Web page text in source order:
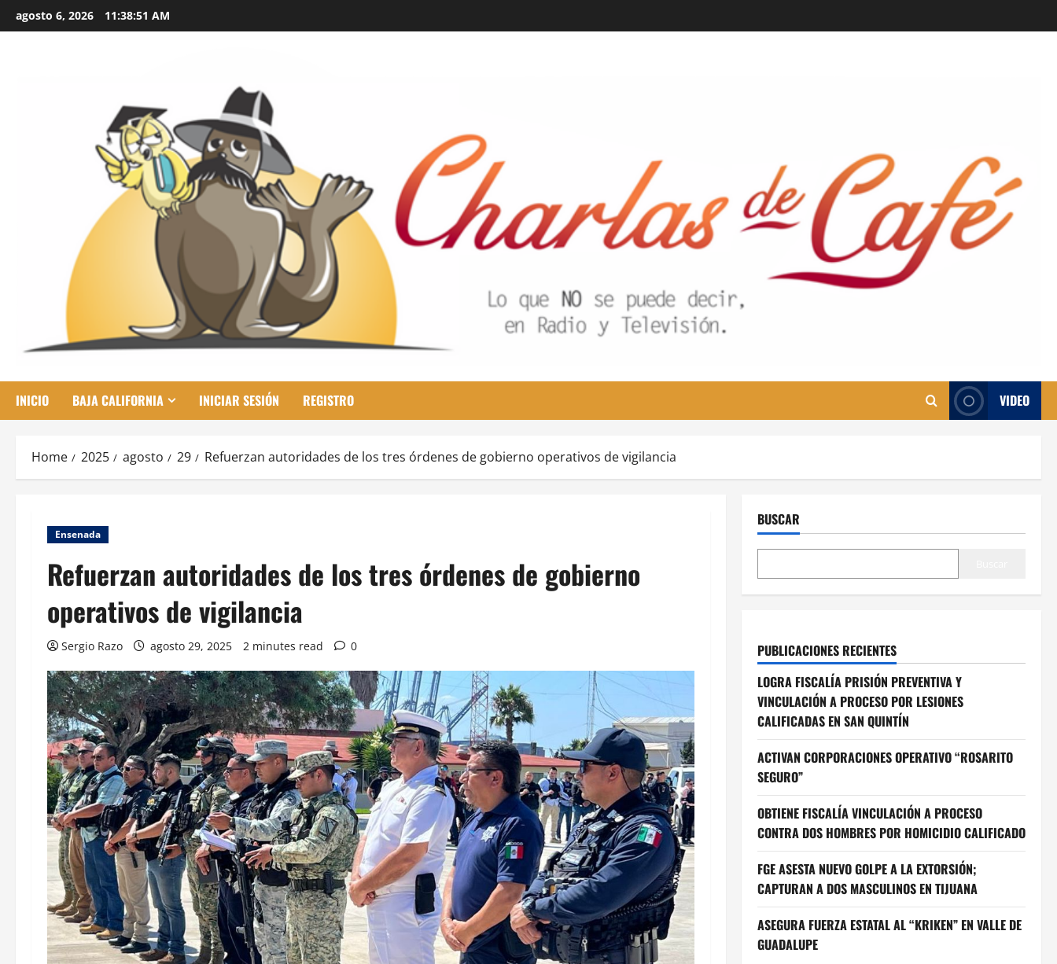
to
agosto 6, 2026 11:38:52 AM
INICIO BAJA CALIFORNIA INICIAR SESIÓN REGISTRO VIDEO
Home 2025 agosto 29 Refuerzan autoridades de los tres órdenes de gobierno operativos de vigilancia
Ensenada
Refuerzan autoridades de los tres órdenes de gobierno
operativos de vigilancia
Sergio Razo agosto 29, 2025 2 minutes read 0
BUSCAR
PUBLICACIONES RECIENTES
LOGRA FISCALÍA PRISIÓN PREVENTIVA Y
VINCULACIÓN A PROCESO POR LESIONES
CALIFICADAS EN SAN QUINTÍN
ACTIVAN CORPORACIONES OPERATIVO “ROSARITO
SEGURO”
OBTIENE FISCALÍA VINCULACIÓN A PROCESO
CONTRA DOS HOMBRES POR HOMICIDIO CALIFICADO
FGE ASESTA NUEVO GOLPE A LA EXTORSIÓN;
CAPTURAN A DOS MASCULINOS EN TIJUANA
ASEGURA FUERZA ESTATAL AL “KRIKEN” EN VALLE DE
GUADALUPE